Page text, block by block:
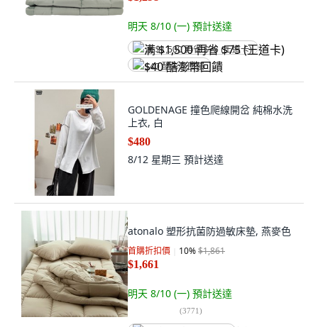
明天 8/10 (一) 預計送達
满 $1,500 再省 $75 (王道卡)
$40 酷澎幣回饋
GOLDENAGE 撞色爬線開岔 純棉水洗
上衣, 白
$480
8/12 星期三 預計送達
atonalo 塑形抗菌防過敏床墊, 燕麥色
首購折扣價 10%$1,861
$1,661
明天 8/10 (一) 預計送達
(3771)